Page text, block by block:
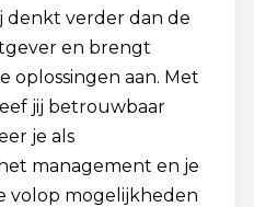
denkt verder dan de
en brengt
oplossingen aan. Met
jij betrouwbaar
je als
management en je
volop mogelijkheden